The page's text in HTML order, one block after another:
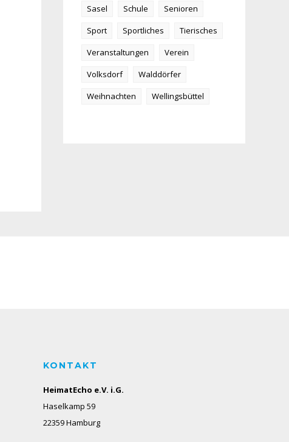
Sasel
Schule
Senioren
Sport
Sportliches
Tierisches
Veranstaltungen
Verein
Volksdorf
Walddörfer
Weihnachten
Wellingsbüttel
KONTAKT
HeimatEcho e.V. i.G.
Haselkamp 59
22359 Hamburg